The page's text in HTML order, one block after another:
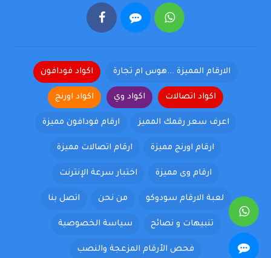
الارقام المميزة ...هوس ام تجارة اكواد فودافون
اكواد اتصالات اكواد وي اكواد اورنج
اعرف سعر رقمك المميز ارقام فودافون مميزة
ارقام اورنج مميزة ارقام اتصالات مميزة
ارقام وى مميزة اختبار سرعة الإنترنت
لعبة الارقام سودوكو من نحن اتصل بنا
تنبيهات و نصائح سياسة الخصوصية
فحص الأرقام المزعجة والنصب